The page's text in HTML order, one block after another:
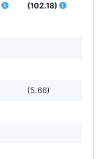
(102.18)
(5.66)